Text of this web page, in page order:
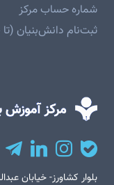
شماره حساب مرکز
ثبت‌نام دانش‌بنیان (تا ۹۰% حمایت)
بلوار کشاورز- خیابان